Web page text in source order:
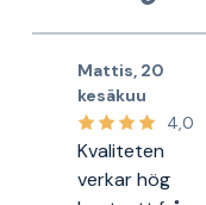
Mattis 20
kesäkuu
4,0
Kvaliteten
verkar hög